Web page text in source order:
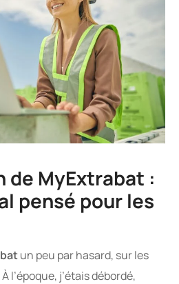
de MyExtrabat :
pensé pour les
un peu par hasard, sur les
l’époque, j’étais débordé,